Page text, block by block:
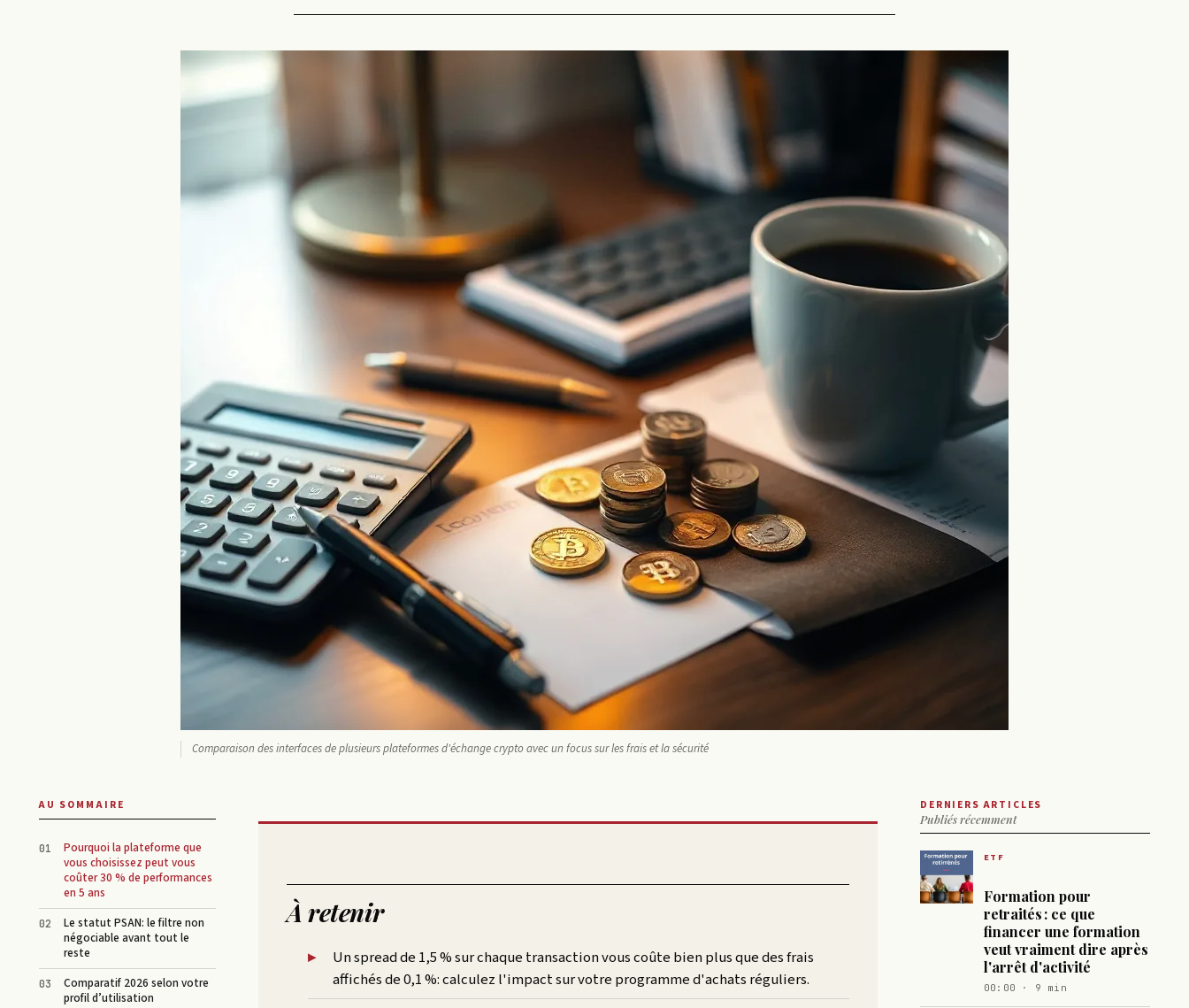
Comparaison des interfaces de plusieurs plateformes d'échange crypto avec un focus sur les frais et la sécurité
AU SOMMAIRE
Pourquoi la plateforme que
vous choisissez peut vous
coûter 30 % de performances
en 5 ans
Le statut PSAN: le filtre non
négociable avant tout le
reste
Comparatif 2026 selon votre
profil d’utilisation
À retenir
Un spread de 1,5 % sur chaque transaction vous coûte bien plus que des frais
affichés de 0,1 %: calculez l'impact sur votre programme d'achats réguliers.
DERNIERS ARTICLES
Publiés récemment
ETF
Formation pour
retraités : ce que
financer une formation
veut vraiment dire après
l'arrêt d'activité
00:00 · 9 min